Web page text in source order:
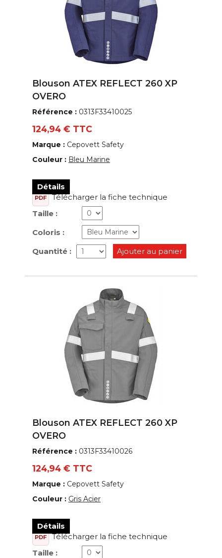
Blouson ATEX REFLECT 260 XP
OVERO
Référence : 0313F33410025
124,94 € TTC
Marque : Cepovett Safety
Couleur : Bleu Marine
Détails
PDF
Télécharger la fiche technique
Taille :
Coloris :
Quantité : Ajouter au panier
Blouson ATEX REFLECT 260 XP
OVERO
Référence : 0313F33410026
124,94 € TTC
Marque : Cepovett Safety
Couleur : Gris Acier
Détails
PDF
Télécharger la fiche technique
Taille :